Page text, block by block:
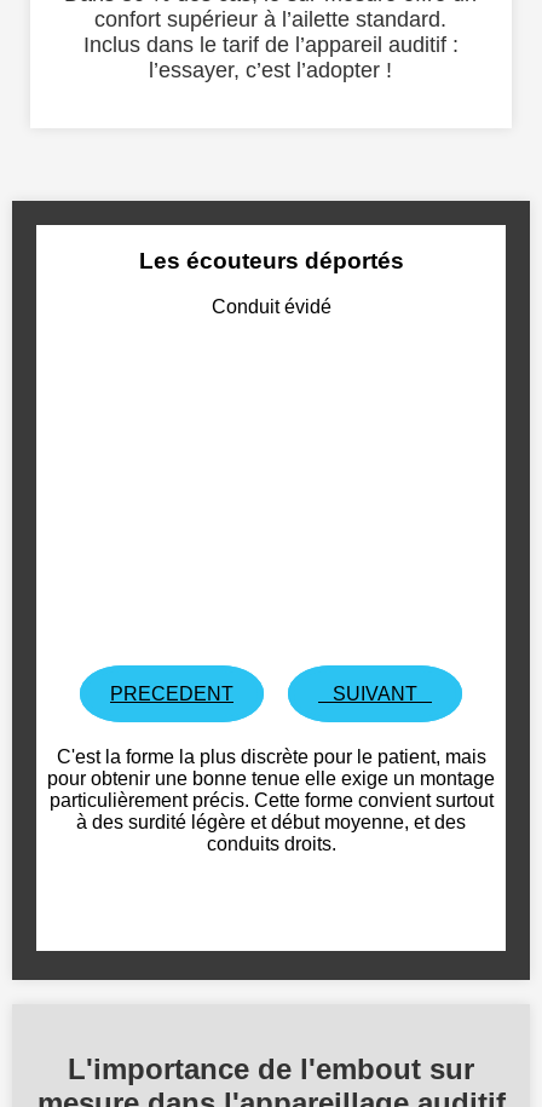
confort supérieur à l’ailette standard.
Inclus dans le tarif de l’appareil auditif :
l’essayer, c’est l’adopter !
L'importance de l'embout sur